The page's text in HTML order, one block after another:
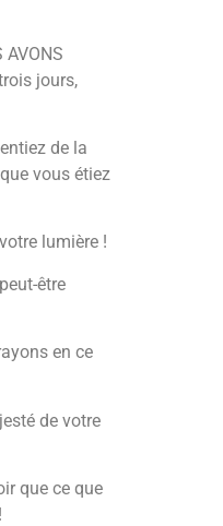
jours,
de la
vous étiez
lumière !
être
en ce
de votre
que ce que